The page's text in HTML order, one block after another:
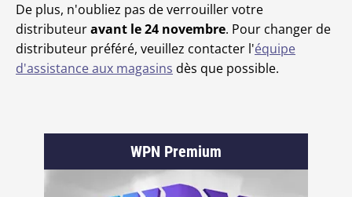
De plus, n'oubliez pas de verrouiller votre
distributeuravant le 24 novembre. Pour changer de
distributeur préféré, veuillez contacter l'équipe
d'assistance aux magasins dès que possible.
WPN Premium